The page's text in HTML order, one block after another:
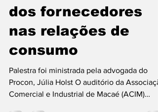
Jornal Esporte e Saúde
Macaé: Palestra do
Procon aborda